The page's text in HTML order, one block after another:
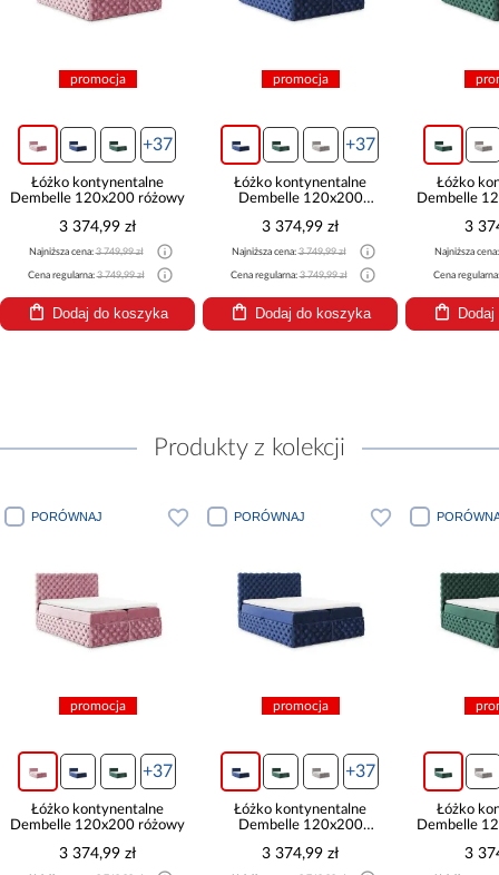
promocja
+37
Łóżko kontynentalne
Dembelle 120x200 różowy
3 374,99 zł
Najniższa cena:3 749,99 zł
Cena regularna:3 749,99 zł
Dodaj do koszyka
promocja
+37
Łóżko kontynentalne
Dembelle 120x200
3 374,99 zł
Najniższa cena:3 749,99 zł
Cena regularna:3 749,99 zł
Dodaj do koszyka
Łóżko
Dembelle
3
Najniższa
Cena
Produkty z kolekcji
PORÓWNAJ
promocja
+37
Łóżko kontynentalne
Dembelle 120x200 różowy
3 374,99 zł
PORÓWNAJ
promocja
+37
Łóżko kontynentalne
Dembelle 120x200
3 374,99 zł
Łóżko
Dembelle
3